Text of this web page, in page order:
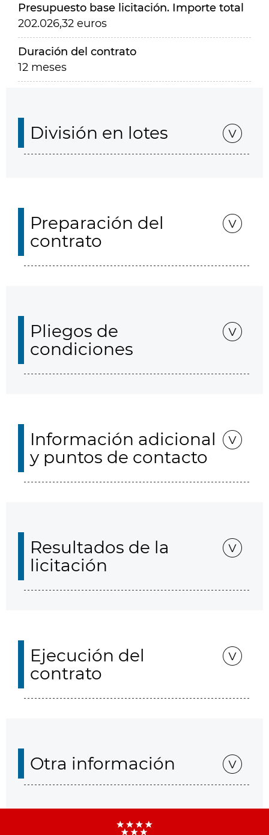
Presupuesto base licitación. Importe total
202.026,32 euros
Duración del contrato
12 meses
División en lotes
Preparación del
contrato
Pliegos de
condiciones
Información adicional
y puntos de contacto
Resultados de la
licitación
Ejecución del
contrato
Otra información